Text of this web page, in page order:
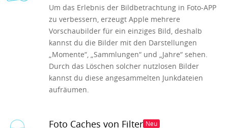
Um das Erlebnis der Bildbetrachtung in Foto-APP
zu verbessern, erzeugt Apple mehrere
Vorschaubilder für ein einziges Bild, deshalb
kannst du die Bilder mit den Darstellungen
„Momente“, „Sammlungen“ und „Jahre“ sehen.
Durch das Löschen solcher nutzlosen Bilder
kannst du diese angesammelten Junkdateien
aufräumen.
Foto Caches von Filter Neu